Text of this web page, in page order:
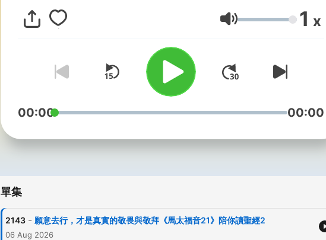
👉贊助支持【陪你讀聖經】
https://www.lovego365.com/bb
https://lihi2.com/uHhl4 陪你讀
聖經 FB：
https://lihi2.com/br2vO --
Hosting provided bySoundOn
音量 1 x
00:00 00:00
單集
2143 - 願意去行，才是真實的敬畏與敬拜《馬太福音21》陪你讀聖經2
06 Aug 2026